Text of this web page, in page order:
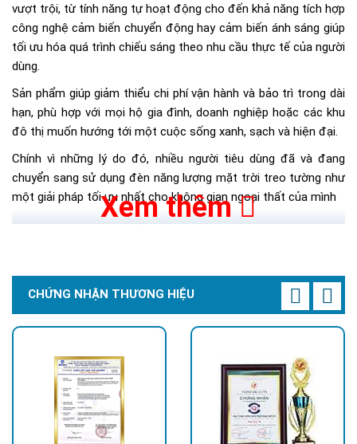
vượt trội, từ tính năng tự hoạt động cho đến khả năng tích hợp
công nghệ cảm biến chuyển động hay cảm biến ánh sáng giúp
tối ưu hóa quá trình chiếu sáng theo nhu cầu thực tế của người
dùng.
Sản phẩm giúp giảm thiểu chi phí vận hành và bảo trì trong dài
hạn, phù hợp với mọi hộ gia đình, doanh nghiệp hoặc các khu
đô thị muốn hướng tới một cuộc sống xanh, sạch và hiện đại.
Chính vì những lý do đó, nhiều người tiêu dùng đã và đang
chuyển sang sử dụng đèn năng lượng mặt trời treo tường như
một giải pháp tối ưu nhất cho không gian ngoại thất của mình
giảm lượng khí thải CO2 và các chất ô nhiễm khác phát
sinh từ quá trình sản xuất điện truyền thống.
Sử dụng năng lượng sạch:Đèn hoạt động hoàn toàn
bằng năng lượng mặt trời, không cần sử dụng nhiên liệu
hay các nguồn năng lượng gây hại khác.
Giảm hóa đơn tiền điện hàng tháng: Đèn năng lượng
mặt trời hoạt động độc lập, không tiêu thụ điện năng từ
lưới quốc gia.
Hoạt động miễn phí:
Sau khi lắp đặt, không mất chi phí
Xem thêm
CHỨNG NHẬN THƯƠNG HIỆU